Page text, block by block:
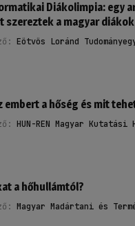
Diákolimpia: egy
szereztek a magyar diákok
Eötvös Loránd
embert a hőség és mit
HUN-REN Magyar Kutatási
a hőhullámtól?
Magyar Madártani és